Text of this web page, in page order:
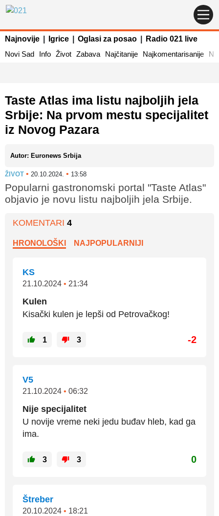
Najnovije Igrice Oglasi za posao
Radio 021 live
Novi Sad
Info Život Zabava Najčitanije Najkomentarisanije
Taste Atlas ima listu najboljih jela
Srbije: Na prvom mestu specijalitet
iz Novog Pazara
Autor: Euronews Srbija
ŽIVOT • 20.10.2024. • 13:58
Popularni gastronomski portal "Taste Atlas"
objavio je novu listu najboljih jela Srbije.
KOMENTARI 4
HRONOLOŠKI NAJPOPULARNIJI
KS
21.10.2024 • 21:34
Kulen
Kisački kulen je lepši od Petrovačkog!
1 3 -2
V5
21.10.2024 • 06:32
Nije specijalitet
U novije vreme neki jedu buđav hleb, kad ga
ima.
3 3 0
Štreber
20.10.2024 • 18:21